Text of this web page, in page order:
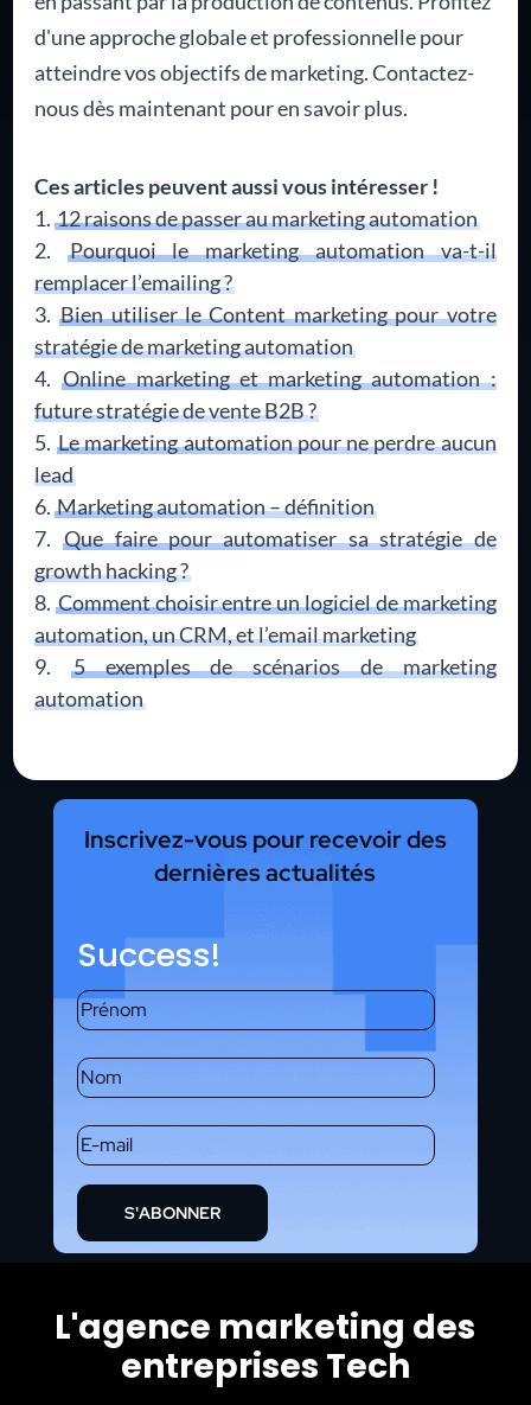
d'une approche globale et professionnelle pour
atteindre vos objectifs de marketing. Contactez-
nous dès maintenant pour en savoir plus.
Ces articles peuvent aussi vous intéresser !
12 raisons de passer au marketing automation
Pourquoi le marketing automation va-t-il
remplacer l’emailing ?
Bien utiliser le Content marketing pour votre
stratégie de marketing automation
Online marketing et marketing automation :
future stratégie de vente B2B ?
Le marketing automation pour ne perdre aucun
lead
Marketing automation – définition
Que faire pour automatiser sa stratégie de
growth hacking ?
Comment choisir entre un logiciel de marketing
automation, un CRM, et l’email marketing
5 exemples de scénarios de marketing
automation
Inscrivez-vous pour recevoir des
dernières actualités
Success!
S'ABONNER
L'agence marketing des
entreprises Tech